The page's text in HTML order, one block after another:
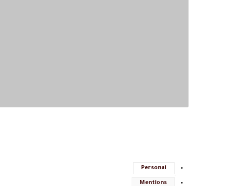
Personal
Mentions